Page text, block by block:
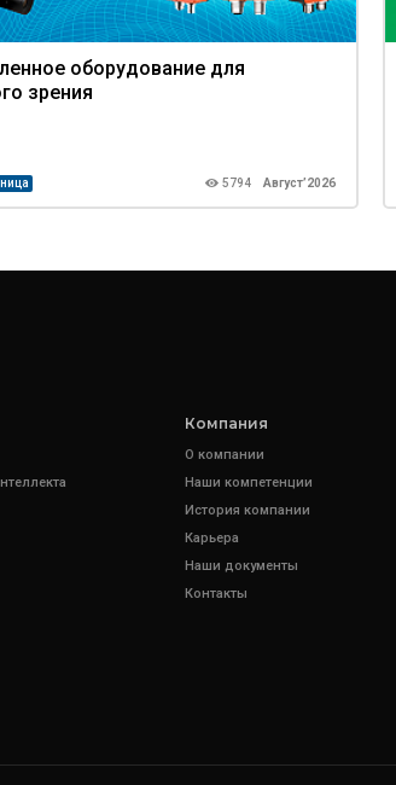
оборудование для
зрения
5794 Август’2026
Компания
О компании
Наши компетенции
История компании
Карьера
Наши документы
Контакты